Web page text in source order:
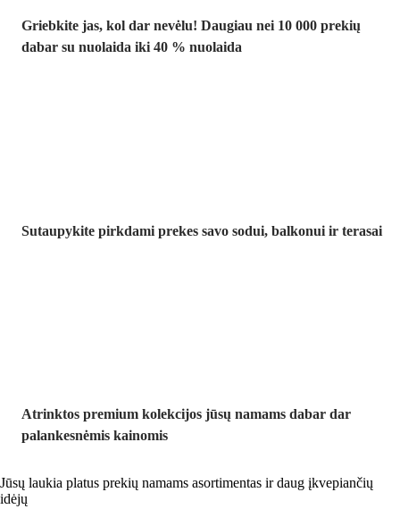
Griebkite jas, kol dar nevėlu! Daugiau nei 10 000 prekių
dabar su nuolaida iki 40 % nuolaida
Sutaupykite pirkdami prekes savo sodui, balkonui ir terasai
Atrinktos premium kolekcijos jūsų namams dabar dar
palankesnėmis kainomis
Jūsų laukia platus prekių namams asortimentas ir daug įkvepiančių
idėjų